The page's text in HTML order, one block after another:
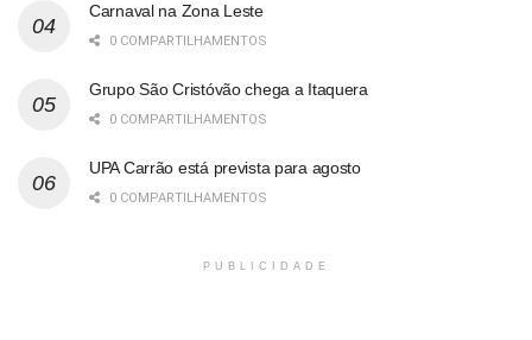
Carnaval na Zona Leste
0 COMPARTILHAMENTOS
Grupo São Cristóvão chega a Itaquera
0 COMPARTILHAMENTOS
UPA Carrão está prevista para agosto
0 COMPARTILHAMENTOS
PUBLICIDADE